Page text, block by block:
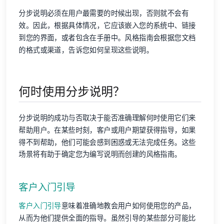
分步说明必须在用户最需要的时候出现，否则就不会有
效。因此，根据具体情况，它应该嵌入您的系统中、链接
到您的界面，或者包含在手册中。风格指南会根据您文档
的格式或渠道，告诉您如何呈现这些说明。
何时使用分步说明？
分步说明的成功与否取决于能否准确理解何时使用它们来
帮助用户。在某些时刻，客户或用户期望获得指导，如果
得不到帮助，他们可能会感到困惑或无法完成任务。这些
场景将有助于确定您为编写说明而创建的风格指南。
客户入门引导
客户入门引导意味着准确地教会用户如何使用您的产品，
从而为他们提供全面的指导。虽然引导的某些部分可能比